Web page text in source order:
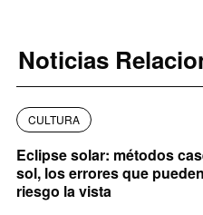
Noticias
CULTURA
Eclipse solar: métodos
sol, los errores que
riesgo la vista